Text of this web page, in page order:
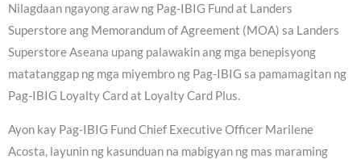
Nilagdaan ngayong araw ng Pag-IBIG Fund at Landers
Superstore ang Memorandum of Agreement (MOA) sa Landers
Superstore Aseana upang palawakin ang mga benepisyong
matatanggap ng mga miyembro ng Pag-IBIG sa pamamagitan ng
Pag-IBIG Loyalty Card at Loyalty Card Plus.
Ayon kay Pag-IBIG Fund Chief Executive Officer Marilene
Acosta, layunin ng kasunduan na mabigyan ng mas maraming